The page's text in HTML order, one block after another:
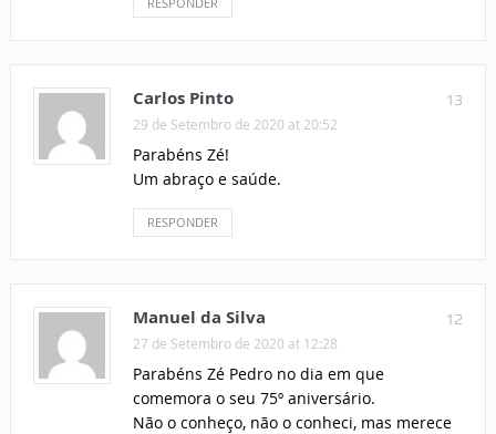
13
Carlos Pinto
29 de Setembro de 2020 at 20:52
Parabéns Zé!
Um abraço e saúde.
RESPONDER
12
Manuel da Silva
27 de Setembro de 2020 at 12:28
Parabéns Zé Pedro no dia em que
comemora o seu 75º aniversário.
Não o conheço, não o conheci, mas merece